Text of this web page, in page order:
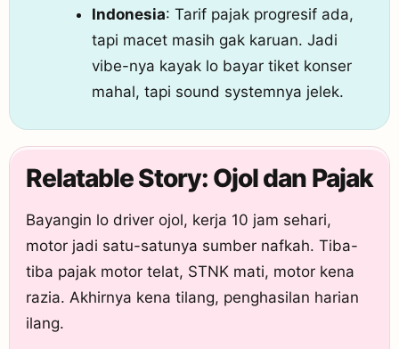
Indonesia: Tarif pajak progresif ada,
tapi macet masih gak karuan. Jadi
vibe-nya kayak lo bayar tiket konser
mahal, tapi sound systemnya jelek.
Relatable Story: Ojol dan Pajak
Bayangin lo driver ojol, kerja 10 jam sehari,
motor jadi satu-satunya sumber nafkah. Tiba-
tiba pajak motor telat, STNK mati, motor kena
razia. Akhirnya kena tilang, penghasilan harian
ilang.